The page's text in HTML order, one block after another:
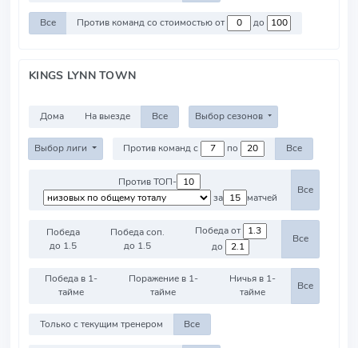
Все Против команд со стоимостью от до
KINGS LYNN TOWN
Дома На выезде Все Выбор сезонов
Выбор лиги Против команд с по Все
Против ТОП-
за
матчей
Все
Победа
до 1.5
Победа соп.
до 1.5
Победа от
до
Все
Победа в 1-
тайме
Поражение в 1-
тайме
Ничья в 1-
тайме
Все
Только с текущим тренером Все